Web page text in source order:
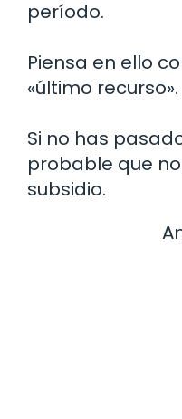
período.
Piensa en ello
«último recurso».
Si no has
probable que
subsidio.